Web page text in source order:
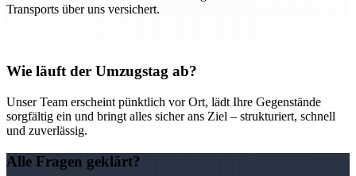
Transports über uns versichert.
Wie läuft der Umzugstag ab?
Unser Team erscheint pünktlich vor Ort, lädt Ihre Gegenstände
sorgfältig ein und bringt alles sicher ans Ziel – strukturiert, schnell
und zuverlässig.
Alle Fragen geklärt?